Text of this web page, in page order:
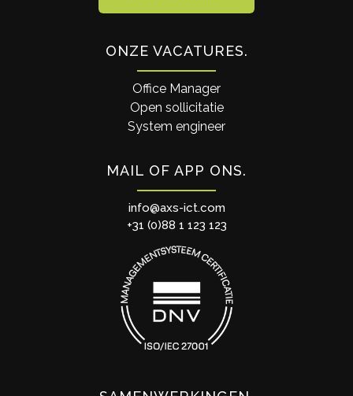
ONZE VACATURES
Office Manager
Open sollicitatie
System engineer
MAIL OF APP ONS
info@axs-ict.com
+31 (0)88 1 123 123